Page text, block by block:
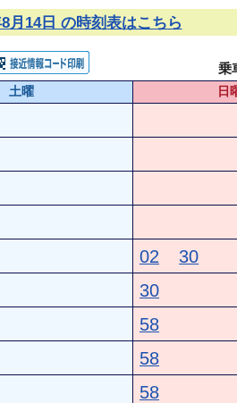
月14日 の時刻表はこちら
乗
土曜
日
02 30
30
58
58
58